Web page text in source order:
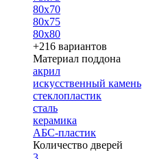
80х70
80х75
80х80
+216 вариантов
Материал поддона
акрил
искусственный камень
стеклопластик
сталь
керамика
АБС-пластик
Количество дверей